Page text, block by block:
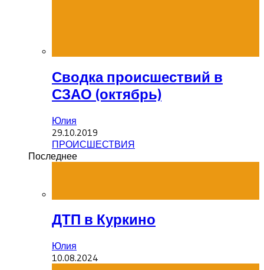
Сводка происшествий в
СЗАО (октябрь)
Юлия
29.10.2019
ПРОИСШЕСТВИЯ
Последнее
ДТП в Куркино
Юлия
10.08.2024